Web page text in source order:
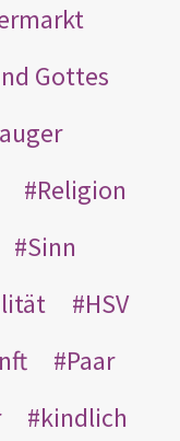
Gottes
Religion
Sinn
HSV
Paar
kindlich